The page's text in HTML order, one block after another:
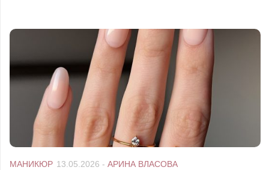
МАНИКЮР 13.05.2026 - АРИНА ВЛАСОВА